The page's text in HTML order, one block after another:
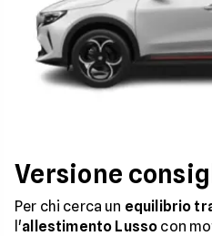
Versione
Per chi cerca un equilibrio
l'allestimento Lusso con